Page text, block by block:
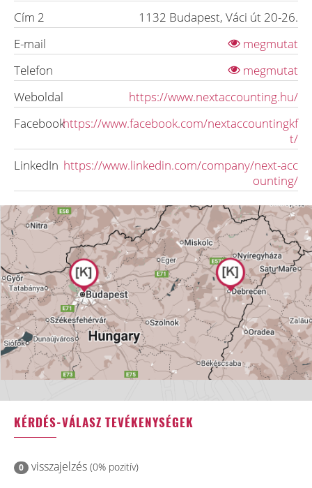
Cím 2
1132 Budapest, Váci út 20-26.
E-mail
megmutat
Telefon
megmutat
Weboldal
https://www.nextaccounting.hu/
Facebookhttps://www.facebook.com/nextaccountingkf
t/
LinkedIn https://www.linkedin.com/company/next-acc
ounting/
KÉRDÉS-VÁLASZ TEVÉKENYSÉGEK
0 visszajelzés (0% pozitív)